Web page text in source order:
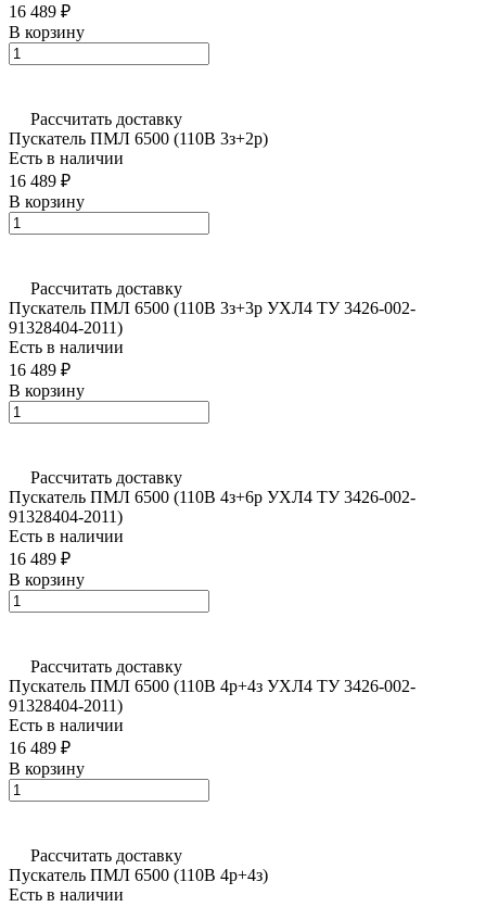
16 489 ₽
В корзину
Рассчитать доставку
Пускатель ПМЛ 6500 (110В 3з+2р)
Есть в наличии
16 489 ₽
В корзину
Рассчитать доставку
Пускатель ПМЛ 6500 (110В 3з+3р УХЛ4 ТУ 3426-002-
91328404-2011)
Есть в наличии
16 489 ₽
В корзину
Рассчитать доставку
Пускатель ПМЛ 6500 (110В 4з+6р УХЛ4 ТУ 3426-002-
91328404-2011)
Есть в наличии
16 489 ₽
В корзину
Рассчитать доставку
Пускатель ПМЛ 6500 (110В 4р+4з УХЛ4 ТУ 3426-002-
91328404-2011)
Есть в наличии
16 489 ₽
В корзину
Рассчитать доставку
Пускатель ПМЛ 6500 (110В 4р+4з)
Есть в наличии